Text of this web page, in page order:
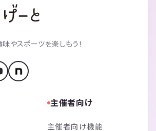
やスポーツを楽しもう！
主催者向け
主催者向け機能